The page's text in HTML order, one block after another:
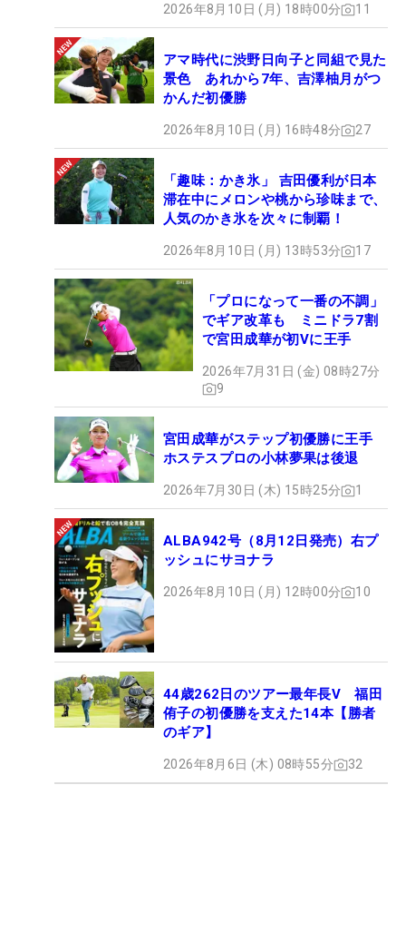
2026年8月10日 (月) 18時00分 11
アマ時代に渋野日向子と同組で見た
景色 あれから7年、吉澤柚月がつ
かんだ初優勝
2026年8月10日 (月) 16時48分 27
「趣味：かき氷」 吉田優利が日本
滞在中にメロンや桃から珍味まで、
人気のかき氷を次々に制覇！
2026年8月10日 (月) 13時53分 17
「プロになって一番の不調」
でギア改革も ミニドラ7割
で宮田成華が初Vに王手
2026年7月31日 (金) 08時27分
9
宮田成華がステップ初優勝に王手
ホステスプロの小林夢果は後退
2026年7月30日 (木) 15時25分 1
ALBA942号（8月12日発売）右プ
ッシュにサヨナラ
2026年8月10日 (月) 12時00分 10
44歳262日のツアー最年長V 福田
侑子の初優勝を支えた14本【勝者
のギア】
2026年8月6日 (木) 08時55分 32